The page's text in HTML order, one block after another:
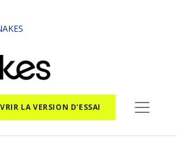
LA VERSION D'ESSAI